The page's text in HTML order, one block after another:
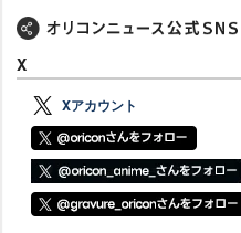
X
Xアカウント